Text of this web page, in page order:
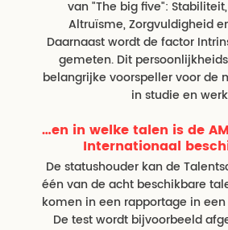
van "The big five": Stabiliteit,
Altruïsme, Zorgvuldigheid
Daarnaast wordt de factor
gemeten. Dit
belangrijke voorspeller voor de
in studie en
…en in welke talen is de
Internationaal
De statushouder kan de
één van de acht beschikbare
komen in een rapportage in een
De test wordt bijvoorbeeld